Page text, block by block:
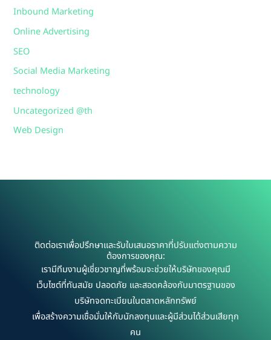
Inbound Marketing
Online Advertising
SEO
Social Media Marketing
technology
Uncategorized @th
Web Design
ติดต่อเราเพื่อปรึกษาและรับใบเสนอราคาที่ปรับแต่งตามความ
ต้องการของคุณ:
เรามีทีมงานผู้เชี่ยวชาญที่พร้อมจะช่วยให้บริษัทของคุณมี
เว็บไซต์ที่ทันสมัย ปลอดภัย และสอดคล้องกับมาตรฐานของ
บริษัทจดทะเบียนในตลาดหลักทรัพย์
เพื่อสร้างความเชื่อมั่นให้กับนักลงทุนและผู้มีส่วนได้ส่วนเสียทุก
คน